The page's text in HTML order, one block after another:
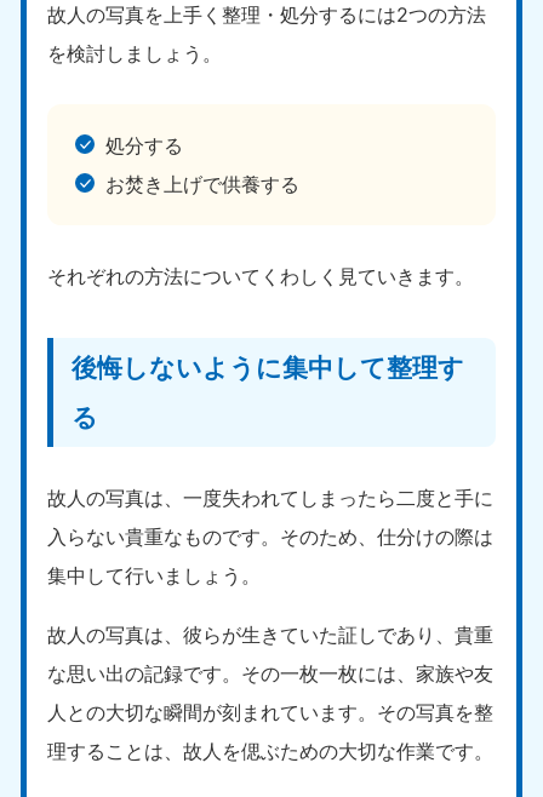
故人の写真を上手く整理・処分するには2つの方法
を検討しましょう。
処分する
お焚き上げで供養する
それぞれの方法についてくわしく見ていきます。
後悔しないように集中して整理す
る
故人の写真は、一度失われてしまったら二度と手に
入らない貴重なものです。そのため、仕分けの際は
集中して行いましょう。
故人の写真は、彼らが生きていた証しであり、貴重
な思い出の記録です。その一枚一枚には、家族や友
人との大切な瞬間が刻まれています。その写真を整
理することは、故人を偲ぶための大切な作業です。